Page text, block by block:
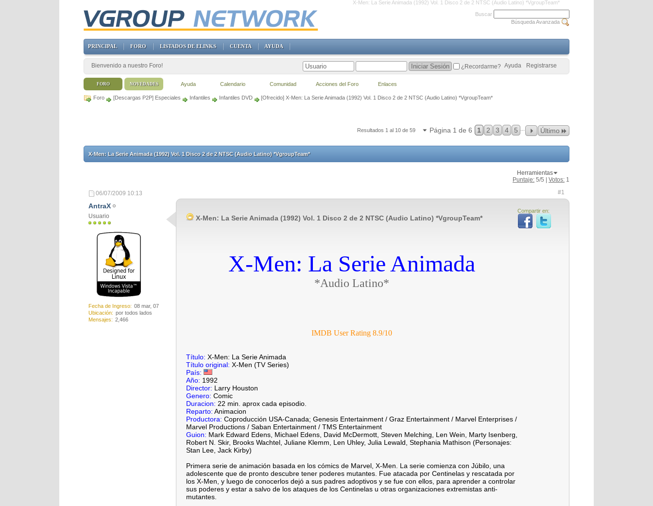
X-Men: La Serie Animada (1992) Vol. 1 Disco 2 de 2 NTSC (Audio Latino) *VgroupTeam*
Foro [Descargas P2P] Especiales Infantiles Infantiles DVD [Ofrecido] X-Men: La Serie Animada (1992) Vol. 1 Disco 2 de 2 NTSC (Audio Latino) *VgroupTeam*
Página 1 de 6 1 2 3 4 5 Último
Resultados 1 al 10 de 59
X-Men: La Serie Animada (1992) Vol. 1 Disco 2 de 2 NTSC (Audio Latino) *VgroupTeam*
Herramientas
Puntaje: 5/5 | Votos: 1
06/07/2009 10:13 #1
AntraX
Usuario
Fecha de Ingreso
08 mar, 07
Ubicación
por todos lados
Mensajes
2,466
Compartir en:
X-Men: La Serie Animada (1992) Vol. 1 Disco 2 de 2 NTSC (Audio Latino) *VgroupTeam*
X-Men: La Serie Animada
*Audio Latino*
IMDB User Rating 8.9/10
Título: X-Men: La Serie Animada
Título original: X-Men (TV Series)
País:
Año: 1992
Director: Larry Houston
Genero: Comic
Duracion: 22 min. aprox cada episodio.
Reparto: Animacion
Productora: Coproducción USA-Canada; Genesis Entertainment / Graz Entertainment / Marvel Enterprises /
Marvel Productions / Saban Entertainment / TMS Entertainment
Guion: Mark Edward Edens, Michael Edens, David McDermott, Steven Melching, Len Wein, Marty Isenberg,
Robert N. Skir, Brooks Wachtel, Juliane Klemm, Len Uhley, Julia Lewald, Stephania Mathison (Personajes:
Stan Lee, Jack Kirby)
Primera serie de animación basada en los cómics de Marvel, X-Men. La serie comienza con Júbilo, una
adolescente que de pronto descubre tener poderes mutantes. Fue atacada por Centinelas y rescatada por
los X-Men, y luego de conocerlos dejó a sus padres adoptivos y se fue con ellos, para aprender a controlar
sus poderes y estar a salvo de los ataques de los Centinelas u otras organizaciones extremistas anti-
mutantes.
Buscar
Búsqueda Avanzada
PRINCIPAL FORO LISTADOS DE ELINKS CUENTA AYUDA
Bienvenido a nuestro Foro! Registrarse
Ayuda
¿Recordarme?
FORO Ayuda Calendario Comunidad Acciones del Foro Enlaces
NOVEDADES